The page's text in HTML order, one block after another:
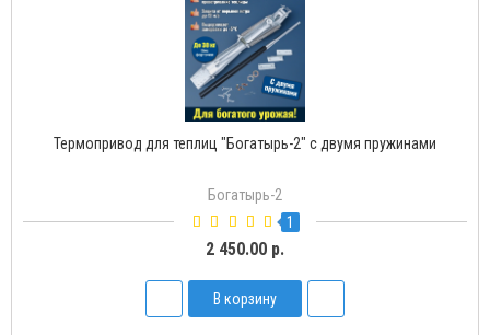
Термопривод для теплиц "Богатырь-2" с двумя пружинами
Богатырь-2
1
2 450.00 р.
В корзину